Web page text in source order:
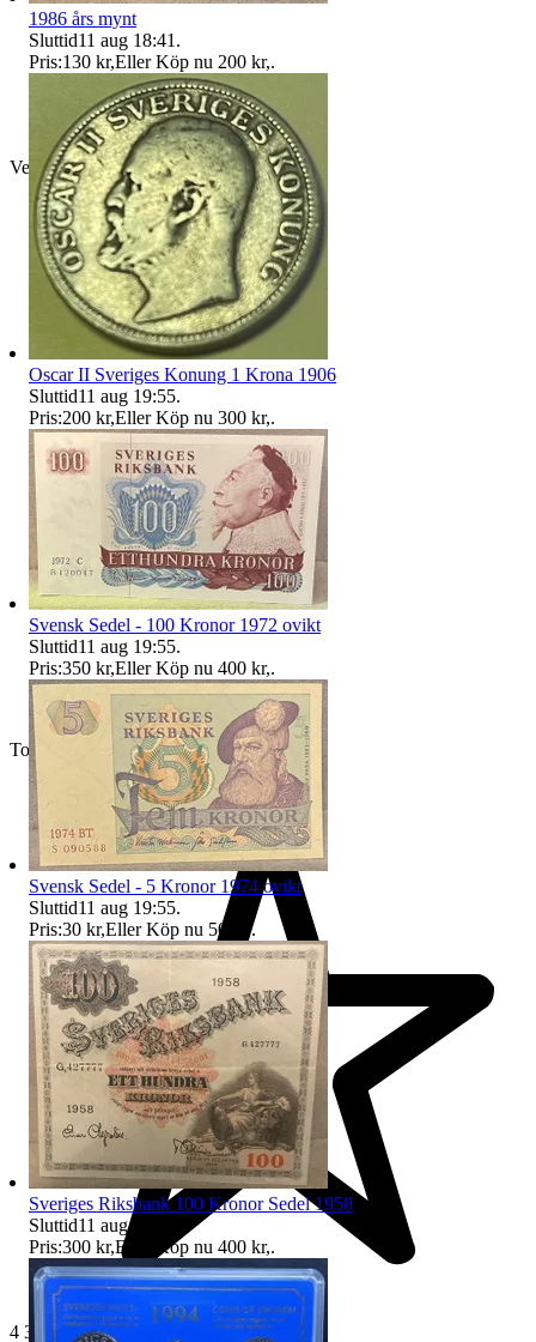
Verifierad
Toppsäljare
4 399 omdömen
1986 års mynt
Sluttid11 aug 18:41 .
Pris:130 kr,Eller Köp nu 200 kr,.
Oscar II Sveriges Konung 1 Krona 1906
Sluttid11 aug 19:55.
Pris:200 kr,Eller Köp nu 300 kr,.
Svensk Sedel - 100 Kronor 1972 ovikt
Sluttid11 aug 19:55.
Pris:350 kr,Eller Köp nu 400 kr,.
Svensk Sedel - 5 Kronor 1974 ovikt
Sluttid11 aug 19:55.
Pris:30 kr,Eller Köp nu 50 kr ,.
Sveriges Riksbank 100 Kronor Sedel 1958
Sluttid11 aug 19:55
Pris:300 kr,Eller Köp nu 400 kr,.